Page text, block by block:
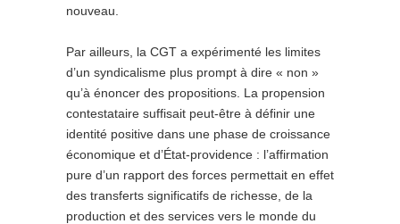
nouveau.
Par ailleurs, la CGT a expérimenté les limites
d’un syndicalisme plus prompt à dire « non »
qu’à énoncer des propositions. La propension
contestataire suffisait peut-être à définir une
identité positive dans une phase de croissance
économique et d’État-providence : l’affirmation
pure d’un rapport des forces permettait en effet
des transferts significatifs de richesse, de la
production et des services vers le monde du